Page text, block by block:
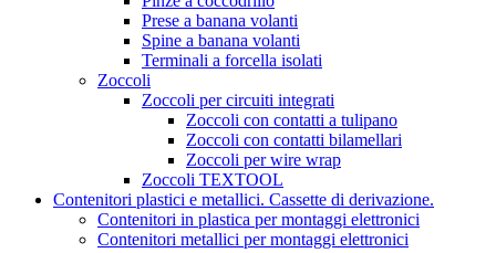
Prese a banana volanti
Spine a banana volanti
Terminali a forcella isolati
Zoccoli
Zoccoli per circuiti integrati
Zoccoli con contatti a tulipano
Zoccoli con contatti bilamellari
Zoccoli per wire wrap
Zoccoli TEXTOOL
Contenitori plastici e metallici. Cassette di derivazione.
Contenitori in plastica per montaggi elettronici
Contenitori metallici per montaggi elettronici